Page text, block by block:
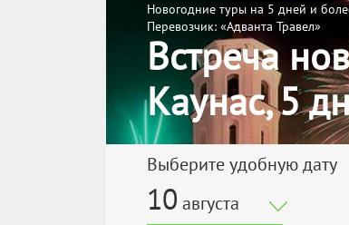
Новогодние туры на 5 дней и
Перевозчик: «Адванта Травел»
Встреча
Каунас, 5
Выберите удобную дату
10 августа